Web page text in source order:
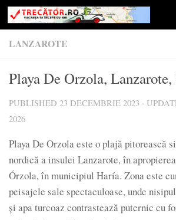
Skip to content
LANZAROTE
Playa De Orzola, Lanzarote,
PUBLISHED 23 DECEMBRIE 2023 ·
2026
Playa De Orzola este o plajă pitorească
nordică a insulei Lanzarote, în
Órzola, în municipiul Haría. Zona este
peisajele sale spectaculoase, unde
și apa turcoaz contrastează puternic cu